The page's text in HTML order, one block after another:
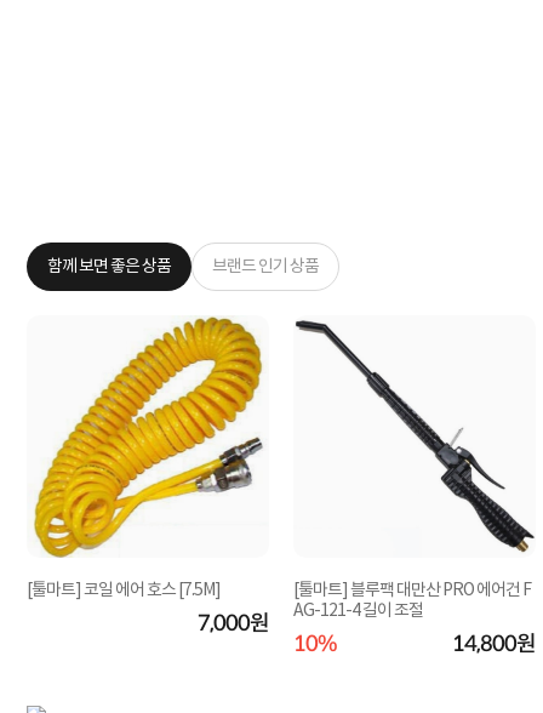
함께 보면 좋은 상품 브랜드 인기 상품
[툴마트] 코일 에어 호스 [7.5M]
7,000원
[툴마트] 블루팩 대만산 PRO 에어건 F
AG-121-4 길이 조절
10% 14,800원